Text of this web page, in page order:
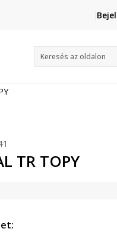
Lépj velünk
online@sport-
Keresés az oldalon
TR TOPY